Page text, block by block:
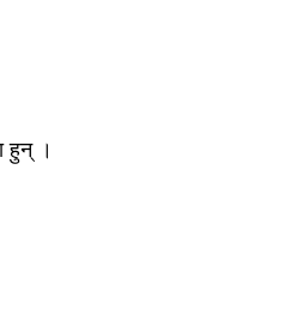
हुन् ।